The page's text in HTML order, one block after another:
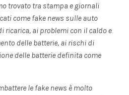
trovato tra stampa e giornali
come fake news sulle auto
ricarica, ai problemi con il caldo e
delle batterie, ai rischi di
delle batterie definita come
le fake news è molto